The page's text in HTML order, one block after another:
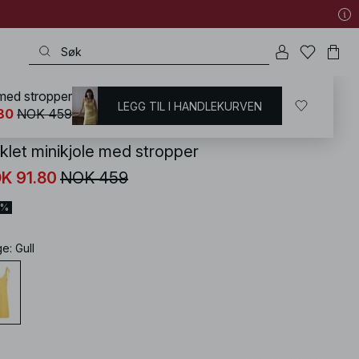
Kjoler / Strikkekjoler
minikjole med stropper
91.80 NOK 459
: Gull
stropper
NOK 459 LEGG TIL I HANDLEKURVEN